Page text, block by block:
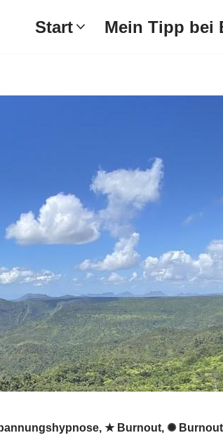
Start Mein Tipp bei
★ Burnout, ✺